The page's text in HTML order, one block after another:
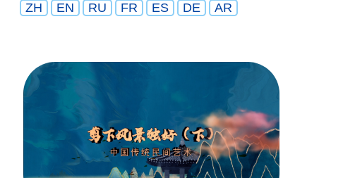
ZH EN RU FR ES DE AR